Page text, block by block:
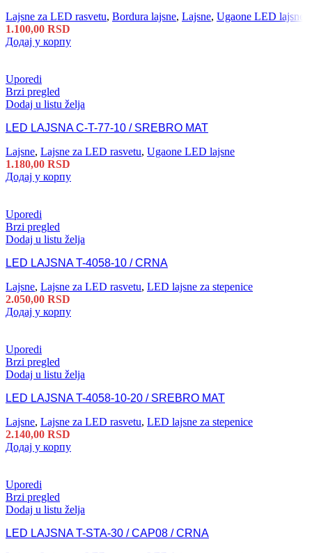
Lajsne za LED rasvetu, Bordura lajsne, Lajsne, Ugaone LED lajsne
1.100,00 RSD
Додај у корпу
Uporedi
Brzi pregled
Dodaj u listu želja
LED LAJSNA C-T-77-10 / SREBRO MAT
Lajsne, Lajsne za LED rasvetu, Ugaone LED lajsne
1.180,00 RSD
Додај у корпу
Uporedi
Brzi pregled
Dodaj u listu želja
LED LAJSNA T-4058-10 / CRNA
Lajsne, Lajsne za LED rasvetu, LED lajsne za stepenice
2.050,00 RSD
Додај у корпу
Uporedi
Brzi pregled
Dodaj u listu želja
LED LAJSNA T-4058-10-20 / SREBRO MAT
Lajsne, Lajsne za LED rasvetu, LED lajsne za stepenice
2.140,00 RSD
Додај у корпу
Uporedi
Brzi pregled
Dodaj u listu želja
LED LAJSNA T-STA-30 / CAP08 / CRNA